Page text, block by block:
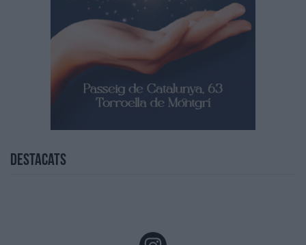
Destacats